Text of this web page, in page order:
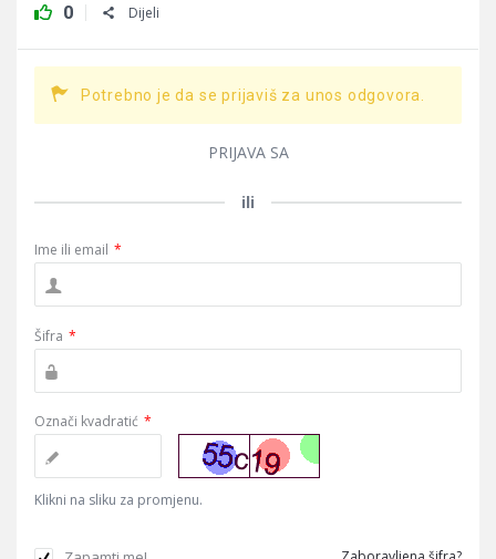
0 Dijeli
Potrebno je da se prijaviš za unos odgovora.
PRIJAVA SA
ili
Ime ili email *
Šifra *
Označi kvadratić *
Klikni na sliku za promjenu.